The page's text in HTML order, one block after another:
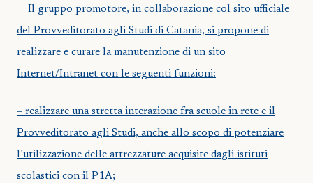
Il gruppo promotore, in collaborazione col sito ufficiale
del Provveditorato agli Studi di Catania, si propone di
realizzare e curare la manutenzione di un sito
Internet/Intranet con le seguenti funzioni:
– realizzare una stretta interazione fra scuole in rete e il
Provveditorato agli Studi, anche allo scopo di potenziare
l’utilizzazione delle attrezzature acquisite dagli istituti
scolastici con il P1A;